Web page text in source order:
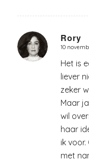
Rory
zegt:
10
Het is
liever
zeker
Maar
wil
haar
ik
met